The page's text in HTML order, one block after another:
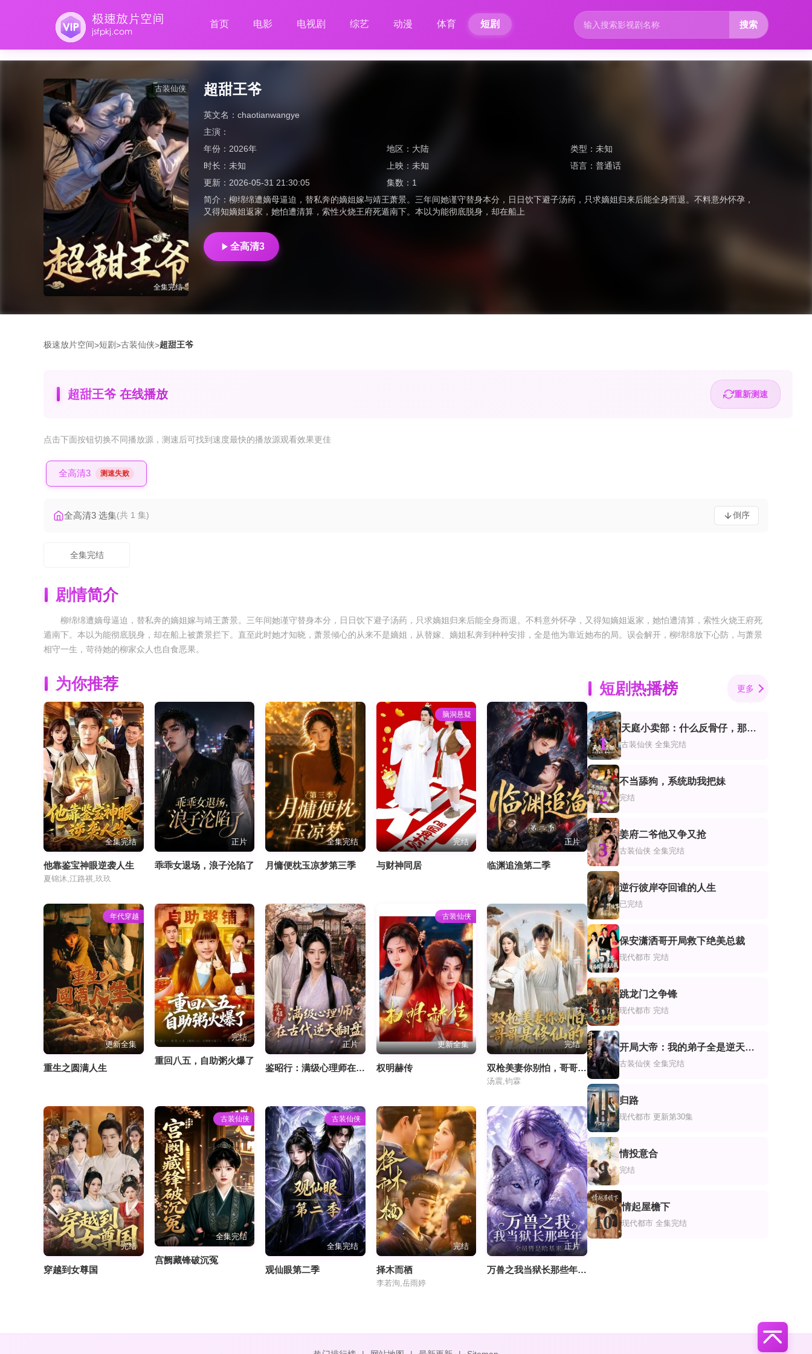
首页 电影 电视剧 综艺 动漫 体育 短剧 搜索
古装仙侠
全集完结
超甜王爷
英文名： chaotianwangye
主演：
年份： 2026年 地区： 大陆 类型： 未知
时长： 未知 上映：未知 语言： 普通话
更新： 2026-05-31 21:30:05 集数： 1
简介： 柳绵绵遭嫡母逼迫，替私奔的嫡姐嫁与靖王萧景。三年间她谨守替身本分，日日饮下避子汤药，只求嫡姐归来后能全身而退。不料意外怀孕，
又得知嫡姐返家，她怕遭清算，索性火烧王府死遁南下。本以为能彻底脱身，却在船上
全高清3
极速放片空间>短剧>古装仙侠>超甜王爷
超甜王爷 在线播放 重新测速
点击下面按钮切换不同播放源 ，测速后可找到速度最快的播放源观看效果更佳
全高清3 测速失败
全高清3 选集(共 1 集) 倒序
全集完结
剧情简介
柳绵绵遭嫡母逼迫，替私奔的嫡姐嫁与靖王萧景。三年间她谨守替身本分，日日饮下避子汤药，只求嫡姐归来后能全身而退。不料意外怀孕，又得知嫡姐返家，她怕遭清算，索性火烧王府死
遁南下。本以为能彻底脱身，却在船上被萧景拦下。直至此时她才知晓，萧景倾心的从来不是嫡姐，从替嫁、嫡姐私奔到种种安排，全是他为靠近她布的局。误会解开，柳绵绵放下心防，与萧景
相守一生，苛待她的柳家众人也自食恶果。
为你推荐
全集完结
他靠鉴宝神眼逆袭人生
夏锦沐,江路祺,玖玖
正片
乖乖女退场，浪子沦陷了
全集完结
月慵便枕玉凉梦第三季
脑洞悬疑
完结
与财神同居
正片
临渊追渔第二季
年代穿越
更新全集
重生之圆满人生
完结
重回八五，自助粥火爆了
正片
鉴昭行：满级心理师在古代逆天翻盘
古装仙侠
更新全集
权明赫传
完结
双枪美妻你别怕，哥哥是修仙的
汤震,钧霖
完结
穿越到女尊国
古装仙侠
全集完结
宫阙藏锋破沉冤
古装仙侠
全集完结
观仙眼第二季
完结
择木而栖
李若洵,岳雨婷
正片
万兽之我当狱长那些年全员皆是哈基米
短剧热播榜 更多
1
天庭小卖部：什么反骨仔，那叫打工仔！
古装仙侠 全集完结
2
不当舔狗，系统助我把妹
完结
3
姜府二爷他又争又抢
古装仙侠 全集完结
4
逆行彼岸夺回谁的人生
已完结
5
保安潇洒哥开局救下绝美总裁
现代都市 完结
6
跳龙门之争锋
现代都市 完结
7
开局大帝：我的弟子全是逆天体质
古装仙侠 全集完结
8
归路
现代都市 更新第30集
9
情投意合
完结
10
情起屋檐下
现代都市 全集完结